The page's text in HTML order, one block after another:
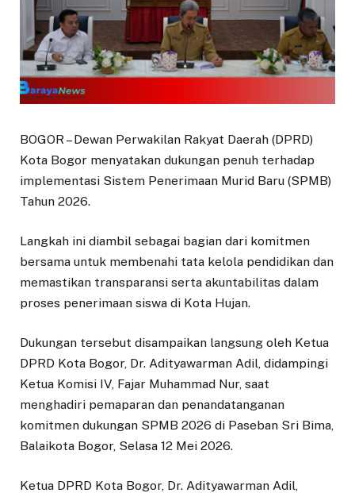
​BOGOR – Dewan Perwakilan Rakyat Daerah (DPRD)
Kota Bogor menyatakan dukungan penuh terhadap
implementasi Sistem Penerimaan Murid Baru (SPMB)
Tahun 2026.
Langkah ini diambil sebagai bagian dari komitmen
bersama untuk membenahi tata kelola pendidikan dan
memastikan transparansi serta akuntabilitas dalam
proses penerimaan siswa di Kota Hujan.
​Dukungan tersebut disampaikan langsung oleh Ketua
DPRD Kota Bogor, Dr. Adityawarman Adil, didampingi
Ketua Komisi IV, Fajar Muhammad Nur, saat
menghadiri pemaparan dan penandatanganan
komitmen dukungan SPMB 2026 di Paseban Sri Bima,
Balaikota Bogor, Selasa 12 Mei 2026.
​Ketua DPRD Kota Bogor, Dr. Adityawarman Adil,